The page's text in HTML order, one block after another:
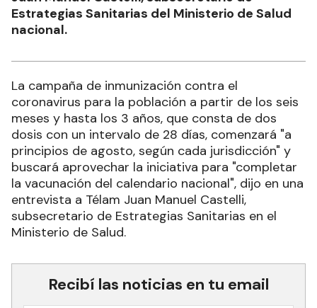
Estrategias Sanitarias del Ministerio de Salud
nacional.
La campaña de inmunización contra el
coronavirus para la población a partir de los seis
meses y hasta los 3 años, que consta de dos
dosis con un intervalo de 28 días, comenzará "a
principios de agosto, según cada jurisdicción" y
buscará aprovechar la iniciativa para "completar
la vacunación del calendario nacional", dijo en una
entrevista a Télam Juan Manuel Castelli,
subsecretario de Estrategias Sanitarias en el
Ministerio de Salud.
Recibí las noticias en tu email